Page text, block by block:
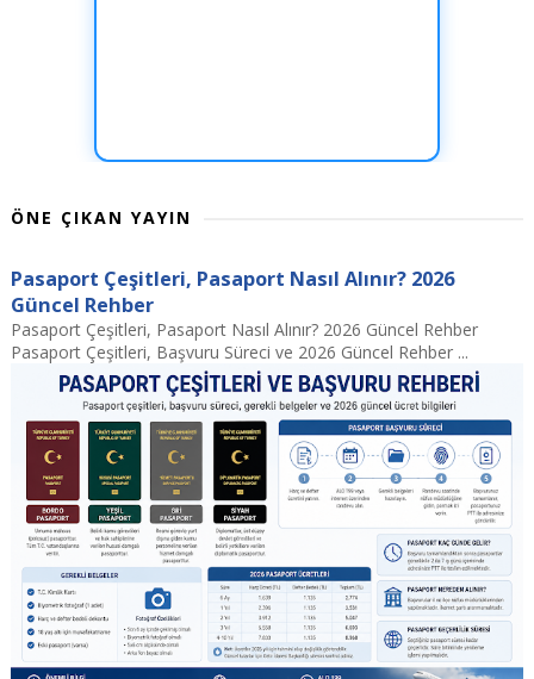
ÖNE ÇIKAN YAYIN
Pasaport Çeşitleri, Pasaport Nasıl Alınır? 2026
Güncel Rehber
Pasaport Çeşitleri, Pasaport Nasıl Alınır? 2026 Güncel Rehber
Pasaport Çeşitleri, Başvuru Süreci ve 2026 Güncel Rehber ...